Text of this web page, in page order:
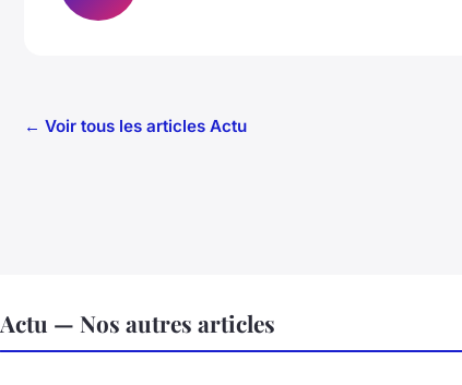
← Voir tous les articles Actu
Actu — Nos autres articles